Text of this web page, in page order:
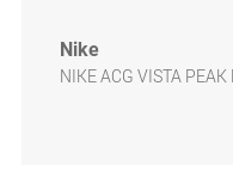
Nike
NIKE ACG VISTA